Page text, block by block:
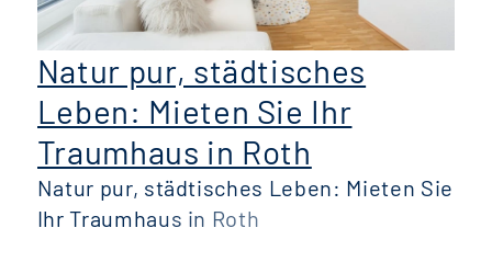
Natur pur, städtisches
Leben: Mieten Sie Ihr
Traumhaus in Roth
Natur pur, städtisches Leben: Mieten Sie
Ihr Traumhaus in Roth